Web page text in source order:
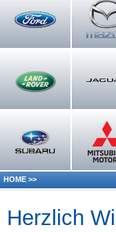
HOME >>
Herzlich